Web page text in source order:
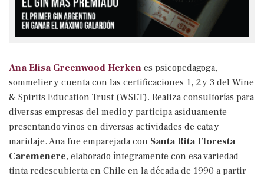
Ana Elisa Greenwood Herken es psicopedagoga,
sommelier y cuenta con las certificaciones 1, 2 y 3 del Wine
& Spirits Education Trust (WSET). Realiza consultorías para
diversas empresas del medio y participa asiduamente
presentando vinos en diversas actividades de cata y
maridaje. Ana fue emparejada con Santa Rita Floresta
Caremenere, elaborado íntegramente con esa variedad
tinta redescubierta en Chile en la década de 1990 a partir